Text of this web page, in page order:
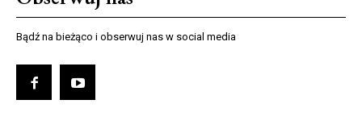
Bądź na bieżąco i obserwuj nas w social media